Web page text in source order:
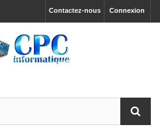
Connexion
Contactez-nous